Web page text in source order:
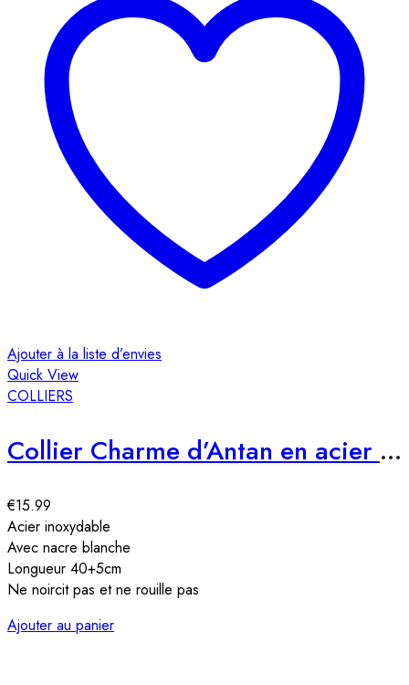
Ajouter à la liste d’envies
Quick View
COLLIERS
Collier Charme d’Antan en acier inoxydable
€15.99
Acier inoxydable
Avec nacre blanche
Longueur 40+5cm
Ne noircit pas et ne rouille pas
Ajouter au panier